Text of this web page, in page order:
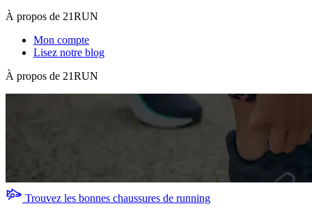
À propos de 21RUN
Mon compte
Lisez notre blog
À propos de 21RUN
Trouvez les bonnes chaussures de running